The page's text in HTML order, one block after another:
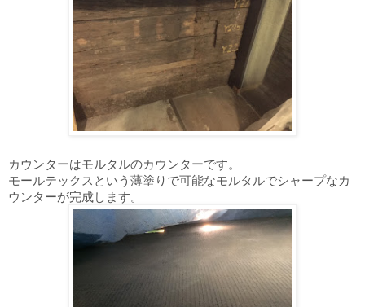
カウンターはモルタルのカウンターです。
モールテックスという薄塗りで可能なモルタルでシャープなカ
ウンターが完成します。